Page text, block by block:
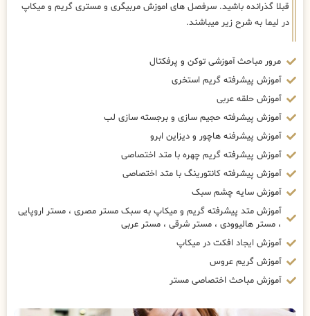
قبلا گذرانده باشید. سرفصل های اموزش مربیگری و مستری گریم و میکاپ
در لیما به شرح زیر میباشند.
مرور مباحث آموزشی توکن و پرفکتال
آموزش پیشرفته گریم استخری
آموزش حلقه عربی
آموزش پیشرفته حجیم سازی و برجسته سازی لب
آموزش پیشرفنه هاچور و دیزاین ابرو
آموزش پیشرفته گریم چهره با متد اختصاصی
آموزش پیشرفته کانتورینگ با متد اختصاصی
آموزش سایه چشم سبک
آموزش متد پیشرفته گریم و میکاپ به سبک مستر مصری ، مستر اروپایی
، مستر هالیوودی ، مستر شرقی ، مستر عربی
آموزش ایجاد افکت در میکاپ
آموزش گریم عروس
آموزش مباحث اختصاصی مستر